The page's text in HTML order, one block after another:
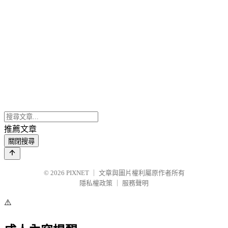
推薦文章
關閉搜尋
© 2026 PIXNET
文章與圖片權利屬原作者所有
隱私權政策
服務聲明
⚠️